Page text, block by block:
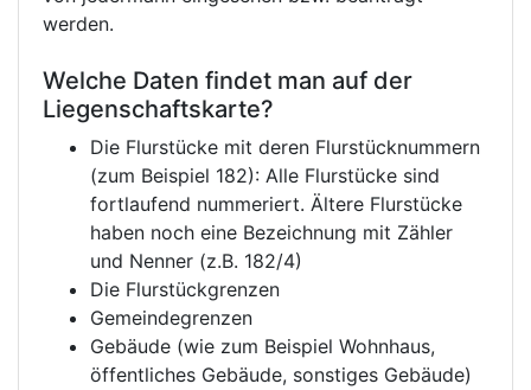
werden.
Welche Daten findet man auf der
Liegenschaftskarte?
Die Flurstücke mit deren Flurstücknummern
(zum Beispiel 182): Alle Flurstücke sind
fortlaufend nummeriert. Ältere Flurstücke
haben noch eine Bezeichnung mit Zähler
und Nenner (z.B. 182/4)
Die Flurstückgrenzen
Gemeindegrenzen
Gebäude (wie zum Beispiel Wohnhaus,
öffentliches Gebäude, sonstiges Gebäude)